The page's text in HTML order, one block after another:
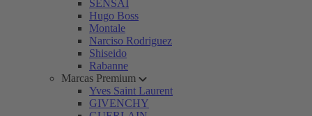
SENSAI
Hugo Boss
Montale
Narciso Rodriguez
Shiseido
Rabanne
Marcas Premium
Yves Saint Laurent
GIVENCHY